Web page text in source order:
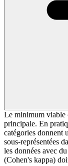
Le minimum viable
principale. En
catégories donnent
sous-représentées
les données avec
(Cohen's kappa)